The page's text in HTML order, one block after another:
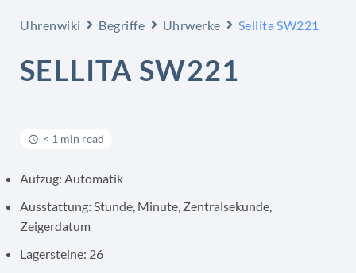
Uhrenwiki Begriffe Uhrwerke Sellita SW221
SELLITA SW221
< 1 min read
Aufzug: Automatik
Ausstattung: Stunde, Minute, Zentralsekunde,
Zeigerdatum
Lagersteine: 26